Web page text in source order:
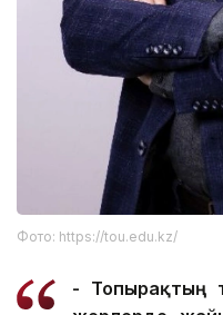
Фото: https://tou.edu.kz/
- Топырақтың